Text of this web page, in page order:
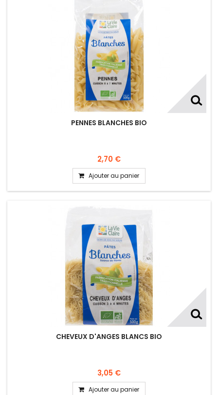
PENNES BLANCHES BIO
2,70 €
Ajouter au panier
CHEVEUX D'ANGES BLANCS BIO
3,05 €
Ajouter au panier